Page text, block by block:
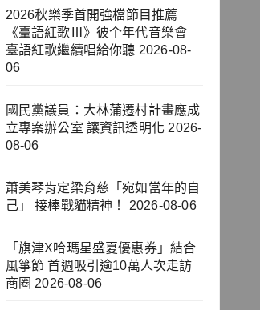
2026秋樂季首開強檔節目推薦
《臺語紅歌Ⅲ》彼个年代音樂會
臺語紅歌繼續唱給你聽 2026-08-
06
國民黨議員：大林蒲遷村計畫應成
立專案辦公室 讓資訊透明化 2026-
08-06
蕭美琴肯定梁育慈「宛如當年的自
己」 接棒戰貓精神！
2026-08-06
「旗津X哈瑪星盛夏優惠券」結合
風箏節 首週吸引逾10萬人次走訪
商圈 2026-08-06